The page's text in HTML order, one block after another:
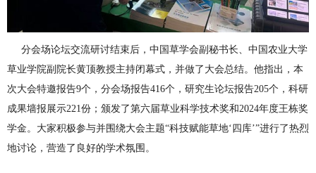
分会场论坛交流研讨结束后，中国草学会副秘书长、中国农业大学
草业学院副院长黄顶教授主持闭幕式，并做了大会总结。他指出，本
次大会特邀报告9个，分会场报告416个，研究生论坛报告205个，科研
成果墙报展示221份；颁发了第六届草业科学技术奖和2024年度王栋奖
学金。大家积极参与并围绕大会主题“科技赋能草地‘四库’”进行了热烈
地讨论，营造了良好的学术氛围。